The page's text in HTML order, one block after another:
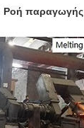
Ροή παραγωγής